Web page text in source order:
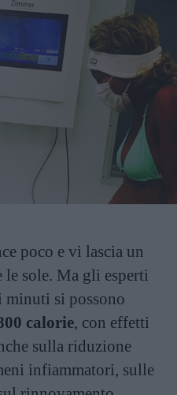
poco e vi lascia un
le sole. Ma gli esperti
minuti si possono
calorie, con effetti
sulla riduzione
infiammatori, sulle